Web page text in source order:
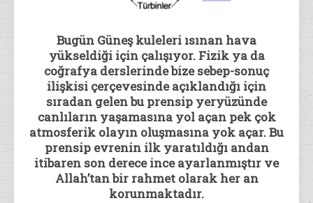
Bugün Güneş kuleleri ısınan hava
yükseldiği için çalışıyor. Fizik ya da
coğrafya derslerinde bize sebep-sonuç
ilişkisi çerçevesinde açıklandığı için
sıradan gelen bu prensip yeryüzünde
canlıların yaşamasına yol açan pek çok
atmosferik olayın oluşmasına yok açar. Bu
prensip evrenin ilk yaratıldığı andan
itibaren son derece ince ayarlanmıştır ve
Allah’tan bir rahmet olarak her an
korunmaktadır.